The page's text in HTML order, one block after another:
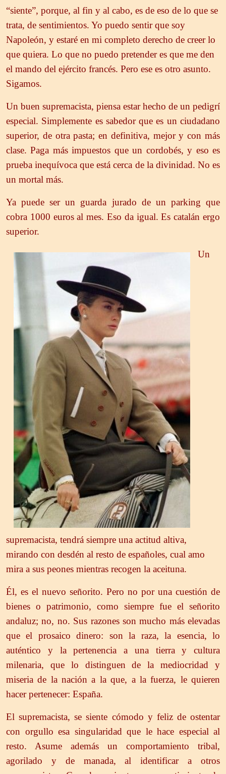
“siente”, porque, al fin y al cabo, es de eso de lo que se
trata, de sentimientos. Yo puedo sentir que soy
Napoleón, y estaré en mi completo derecho de creer lo
que quiera. Lo que no puedo pretender es que me den
el mando del ejército francés. Pero ese es otro asunto.
Sigamos.
Un buen supremacista, piensa estar hecho de un pedigrí
especial. Simplemente es sabedor que es un ciudadano
superior, de otra pasta; en definitiva, mejor y con más
clase. Paga más impuestos que un cordobés, y eso es
prueba inequívoca que está cerca de la divinidad. No es
un mortal más.
Ya puede ser un guarda jurado de un parking que
cobra 1000 euros al mes. Eso da igual. Es catalán ergo
superior.
Un
supremacista, tendrá siempre una actitud altiva,
mirando con desdén al resto de españoles, cual amo
mira a sus peones mientras recogen la aceituna.
Él, es el nuevo señorito. Pero no por una cuestión de
bienes o patrimonio, como siempre fue el señorito
andaluz; no, no. Sus razones son mucho más elevadas
que el prosaico dinero: son la raza, la esencia, lo
auténtico y la pertenencia a una tierra y cultura
milenaria, que lo distinguen de la mediocridad y
miseria de la nación a la que, a la fuerza, le quieren
hacer pertenecer: España.
El supremacista, se siente cómodo y feliz de ostentar
con orgullo esa singularidad que le hace especial al
resto. Asume además un comportamiento tribal,
agorilado y de manada, al identificar a otros